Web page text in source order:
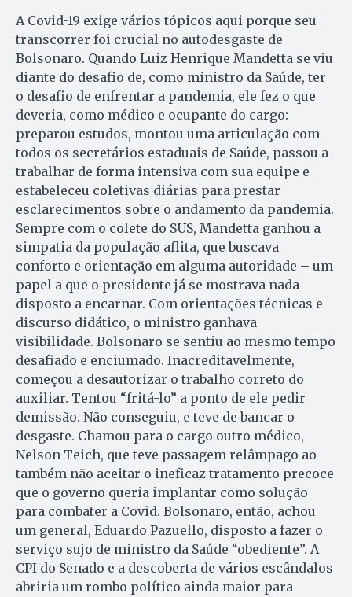
A Covid-19 exige vários tópicos aqui porque seu
transcorrer foi crucial no autodesgaste de
Bolsonaro. Quando Luiz Henrique Mandetta se viu
diante do desafio de, como ministro da Saúde, ter
o desafio de enfrentar a pandemia, ele fez o que
deveria, como médico e ocupante do cargo:
preparou estudos, montou uma articulação com
todos os secretários estaduais de Saúde, passou a
trabalhar de forma intensiva com sua equipe e
estabeleceu coletivas diárias para prestar
esclarecimentos sobre o andamento da pandemia.
Sempre com o colete do SUS, Mandetta ganhou a
simpatia da população aflita, que buscava
conforto e orientação em alguma autoridade – um
papel a que o presidente já se mostrava nada
disposto a encarnar. Com orientações técnicas e
discurso didático, o ministro ganhava
visibilidade. Bolsonaro se sentiu ao mesmo tempo
desafiado e enciumado. Inacreditavelmente,
começou a desautorizar o trabalho correto do
auxiliar. Tentou “fritá-lo” a ponto de ele pedir
demissão. Não conseguiu, e teve de bancar o
desgaste. Chamou para o cargo outro médico,
Nelson Teich, que teve passagem relâmpago ao
também não aceitar o ineficaz tratamento precoce
que o governo queria implantar como solução
para combater a Covid. Bolsonaro, então, achou
um general, Eduardo Pazuello, disposto a fazer o
serviço sujo de ministro da Saúde “obediente”. A
CPI do Senado e a descoberta de vários escândalos
abriria um rombo político ainda maior para